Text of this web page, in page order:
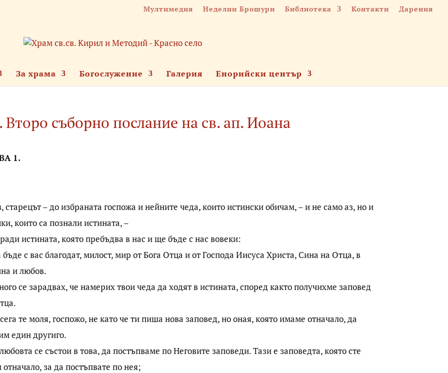
Мултимедия Неделни Брошури Библиотека Контакти Дарения
За храма Богослужение Галерия Енорийски център
Второ съборно послание на св. ап. Иоана
1.
старецът – до избраната госпожа и нейните чеда, които истински обичам, – и не само аз, но и
които са познали истината, –
истината, която пребъдва в нас и ще бъде с нас вовеки:
бъде с вас благодат, милост, мир от Бога Отца и от Господа Иисуса Христа, Сина на Отца, в
и любов.
се зарадвах, че намерих твои чеда да ходят в истината, според както получихме заповед
те моля, госпожо, не като че ти пиша нова заповед, но оная, която имаме отначало, да
един другиго.
се състои в това, да постъпваме по Неговите заповеди. Тази е заповедта, която сте
отначало, за да постъпвате по нея;